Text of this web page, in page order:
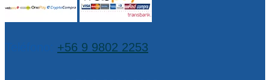
+56 9 9802 2253